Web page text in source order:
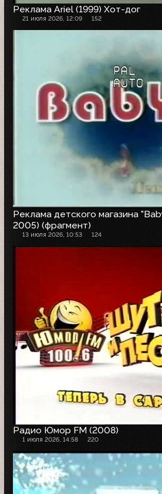
Реклама Ariel (1999) Хот-дог
21 июля 2026, 12:09 152
Реклама детского магазина
2005) (фрагмент)
13 июля 2026, 10:53 124
Радио Юмор FM (2008)
1 июля 2026, 14:58 220